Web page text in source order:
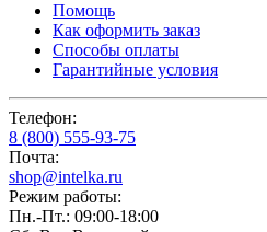
Помощь
Как оформить заказ
Способы оплаты
Гарантийные условия
Телефон:
8 (800) 555-93-75
Почта:
shop@intelka.ru
Режим работы:
Пн.-Пт.: 09:00-18:00